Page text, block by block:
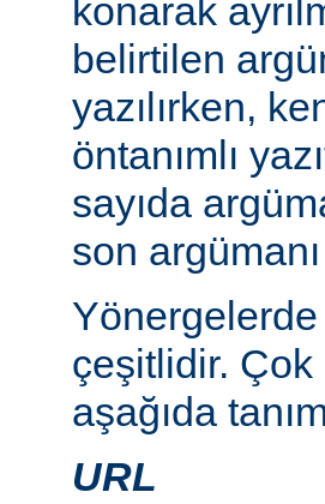
konarak
belirtilen
yazılırken,
öntanımlı
sayıda
son
çeşitlidir. Çok
aşağıda
URL